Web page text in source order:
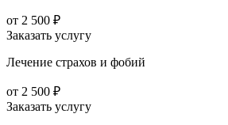
от 2 500 ₽
Заказать услугу
Лечение страхов и фобий
от 2 500 ₽
Заказать услугу